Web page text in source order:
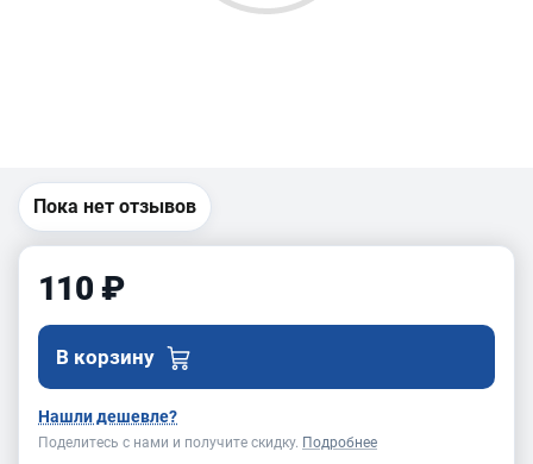
Пока нет отзывов
110 ₽
В корзину
Нашли дешевле?
Поделитесь с нами и получите скидку. Подробнее